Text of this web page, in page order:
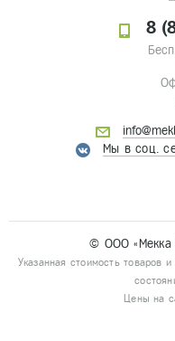
8
Мы в соц.
© ООО «Мекка
Указанная стоимость товаров
Цены на